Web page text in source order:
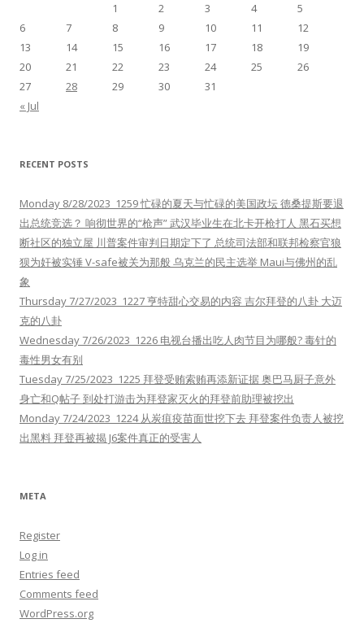
1
2 3 4
5
6
7 8 9 10 11
12
13
14 15 16 17 18
19
20
21 22 23 24 25
26
27
28 29 30
31
« Jul
RECENT POSTS
Monday 8/28/2023 1259 忙碌的夏天与忙碌的美国政坛 德桑提斯要退
出总统竞选？ 响彻世界的“枪声” 武汉毕业生在北卡开枪打人 黑石买想
断社区的独立屋 川普案件审判日期定下了 总统司法部和联邦检察官狼
狈为奸被实锤 V-safe被关为那般 乌克兰的民主选举 Maui与佛州的乱
象
Thursday 7/27/2023 1227 亨特甜心交易的内容 吉尔拜登的八卦 大迈
克的八卦
Wednesday 7/26/2023 1226 电视台播出吃人肉节目为哪般? 毒针的
毒性男女有别
Tuesday 7/25/2023 1225 拜登受贿索贿再添新证据 奥巴马厨子意外
身亡和Q帖子 到处打游击为拜登家灭火的拜登前助理被挖出
Monday 7/24/2023 1224 从炭疽疫苗面世挖下去 拜登案件负责人被挖
出黑料 拜登再被揭 J6案件真正的受害人
META
Register
Log in
Entries feed
Comments feed
WordPress.org